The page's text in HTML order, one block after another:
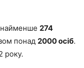
274
понад 2000 осіб.
року.